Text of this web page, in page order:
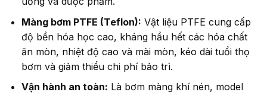
Màng bơm PTFE (Teflon): Vật liệu PTFE cung cấp
độ bền hóa học cao, kháng hầu hết các hóa chất
ăn mòn, nhiệt độ cao và mài mòn, kéo dài tuổi thọ
bơm và giảm thiểu chi phí bảo trì.
Vận hành an toàn: Là bơm màng khí nén, model